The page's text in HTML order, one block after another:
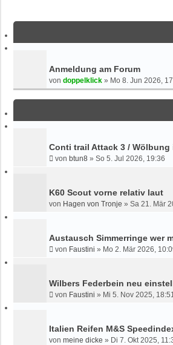
T
E
Anmeldung am Forum
von doppelklick » Mo 8. Jun 2026,
Conti trail Attack 3 /
von btun8 » So 5. Jul 2026, 19:36
K60 Scout vorne relativ laut
von Hagen von Tronje » Sa 21. Mär
Austausch Simmerringe wer
von Faustini » Mo 2. Mär 2026,
Wilbers Federbein neu
von Faustini » Mi 5. Nov 2025,
Italien Reifen M&S
von meine dicke » Di 7. Okt 2025,